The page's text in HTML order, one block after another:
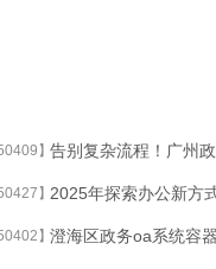
】
】
】